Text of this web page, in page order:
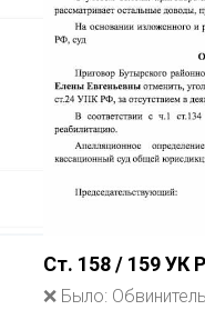
Ст. 158 / 159 УК
❌ Было: